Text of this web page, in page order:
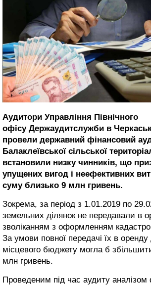
Аудитори Управління Північного
офісу Держаудитслужби в
провели державний фінансовий
Балаклеївської сільської
встановили низку чинників, що
упущених вигод і неефективних
суму близько 9 млн гривень.
Зокрема, за період з 1.01.2019 по
земельних ділянок не передавали в
зволіканням з оформленням
За умови повної передачі їх в оренду
місцевого бюджету могла б
млн гривень.
Проведеним під час аудиту аналізом